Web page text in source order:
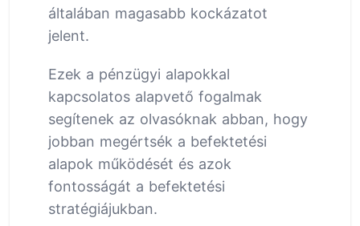
általában magasabb kockázatot
jelent.
Ezek a pénzügyi alapokkal
kapcsolatos alapvető fogalmak
segítenek az olvasóknak abban, hogy
jobban megértsék a befektetési
alapok működését és azok
fontosságát a befektetési
stratégiájukban.